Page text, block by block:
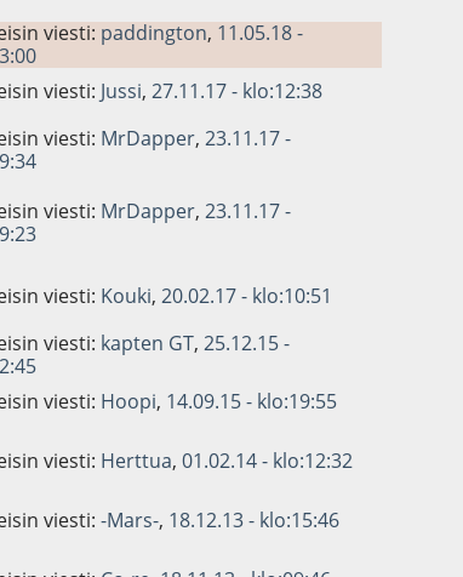
viesti: paddington, 11.05.18 -
viesti: Jussi, 27.11.17 - klo:12:38
viesti: MrDapper, 23.11.17 -
viesti: MrDapper, 23.11.17 -
viesti: Kouki, 20.02.17 - klo:10:51
viesti: kapten GT, 25.12.15 -
viesti: Hoopi, 14.09.15 - klo:19:55
viesti: Herttua, 01.02.14 - klo:12:32
viesti: -Mars-, 18.12.13 - klo:15:46